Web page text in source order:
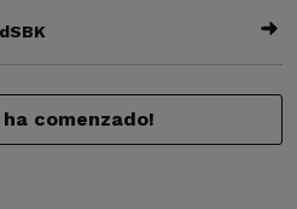
ha comenzado!